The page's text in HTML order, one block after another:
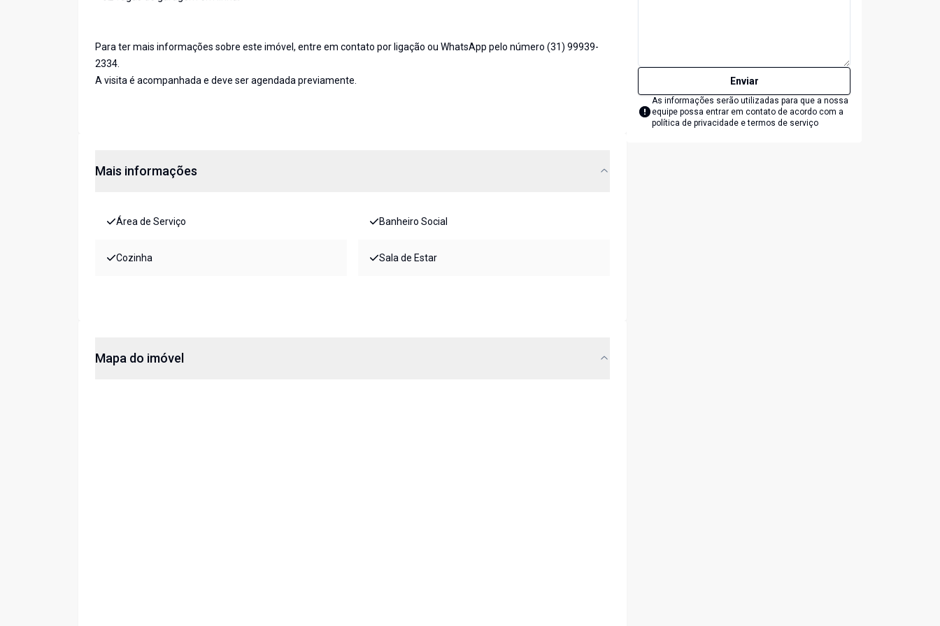
Para ter mais informações sobre este imóvel, entre em contato por ligação ou WhatsApp pelo número (31) 99939-
2334.
A visita é acompanhada e deve ser agendada previamente.
Mais informações
Área de Serviço Banheiro Social
Cozinha Sala de Estar
Mapa do imóvel
Enviar
As informações serão utilizadas para que a nossa
equipe possa entrar em contato de acordo com a
política de privacidade e termos de serviço